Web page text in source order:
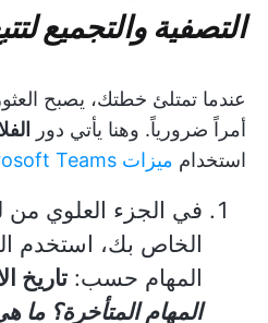
التصفية والتجميع
عندما تمتلئ خطتك، يصبح
أمراً ضرورياً. وهنا يأتي دور
استخدام ميزات Microsoft Teams
في الجزء العلوي
الخاص بك، استخدم
المهام حسب: تاريخ
المهام المتأخرة؟ ما